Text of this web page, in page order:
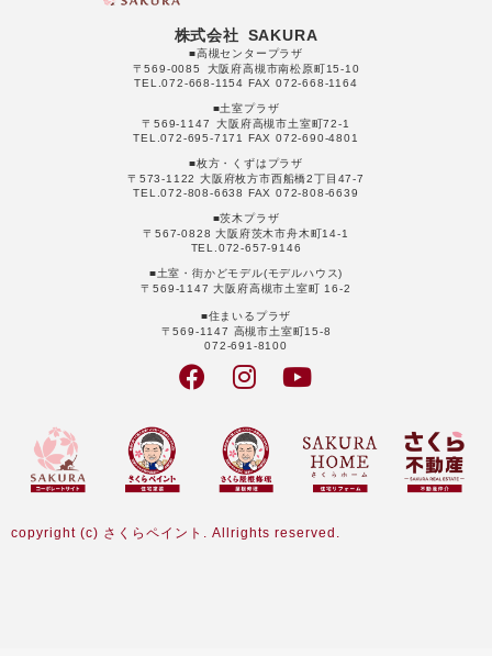
株式会社 SAKURA
■高槻センタープラザ
〒569-0085 大阪府高槻市南松原町15-10
TEL.072-668-1154 FAX 072-668-1164
■土室プラザ
〒569-1147 大阪府高槻市土室町72-1
TEL.072-695-7171 FAX 072-690-4801
■枚方・くずはプラザ
〒573-1122 大阪府枚方市西船橋2丁目47-7
TEL.072-808-6638 FAX 072-808-6639
■茨木プラザ
〒567-0828 大阪府茨木市舟木町14-1
TEL.072-657-9146
■土室・街かどモデル(モデルハウス)
〒569-1147 大阪府高槻市土室町 16-2
■住まいるプラザ
〒569-1147 高槻市土室町15-8
072-691-8100
copyright (c) さくらペイント. Allrights reserved.